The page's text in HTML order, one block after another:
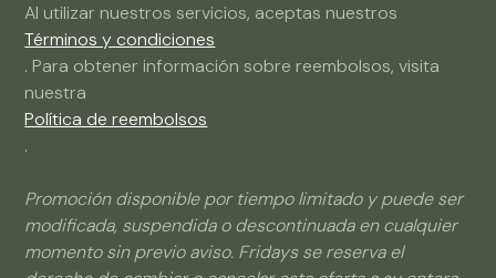
Al utilizar nuestros servicios, aceptas nuestros
Términos y condiciones
. Para obtener información sobre reembolsos, visita
nuestra
Política de reembolsos
.
Promoción disponible por tiempo limitado y puede ser
modificada, suspendida o descontinuada en cualquier
momento sin previo aviso. Fridays se reserva el